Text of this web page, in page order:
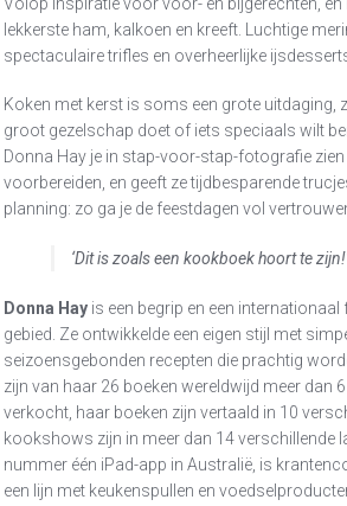
lekkerste ham, kalkoen en kreeft. Luchtige
spectaculaire trifles en overheerlijke
Koken met kerst is soms een grote uitdaging,
groot gezelschap doet of iets speciaals wilt
Donna Hay je in stap-voor-stap-fotografie zien
voorbereiden, en geeft ze tijdbesparende
planning: zo ga je de feestdagen vol
‘Dit is zoals een kookboek hoort te
Donna Hay is een begrip en een
gebied. Ze ontwikkelde een eigen stijl met
seizoensgebonden recepten die prachtig
zijn van haar 26 boeken wereldwijd meer dan
verkocht, haar boeken zijn vertaald in 10
kookshows zijn in meer dan 14 verschillende
nummer één iPad-app in Australië, is
een lijn met keukenspullen en